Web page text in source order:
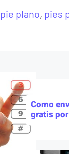
pie plano, pies
Como
gratis